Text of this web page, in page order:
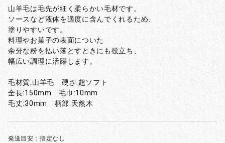
山羊毛は毛先が細く柔らかい毛材です。
ソースなど液体を適度に含んでくれるため、
塗りやすいです。
料理やお菓子の表面についた
余分な粉を払い落とすときにも役立ち、
幅広い調理に活躍します。
毛材質:山羊毛 硬さ:超ソフト
全長:150mm 毛巾:10mm
毛丈:30mm 柄部:天然木
発送目安：指定なし